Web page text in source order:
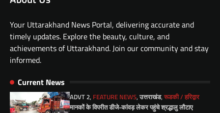
Your Uttarakhand News Portal, delivering accurate and
timely updates. Explore the beauty, culture, and
achievements of Uttarakhand. Join our community and stay
informed.
Current News
ADVT 2, FEATURE NEWS,उत्तराखंड,रूडकी / हरिद्वार
मानकों के विपरीत डीजे-कांवड़ लेकर पहुंचे श्रद्धालु लौटाए